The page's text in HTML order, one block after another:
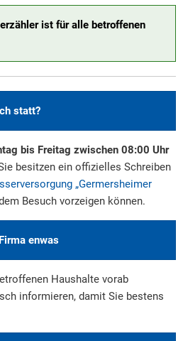
ist für alle betroffenen
statt?
bis Freitag zwischen 08:00 Uhr
besitzen ein offizielles Schreiben
„Germersheimer
Besuch vorzeigen können.
enwas
Haushalte vorab
informieren, damit Sie bestens